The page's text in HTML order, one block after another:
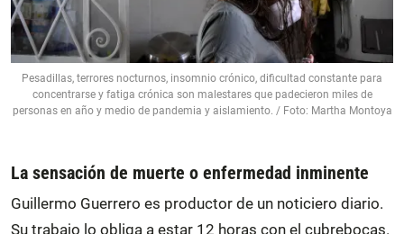
Pesadillas, terrores nocturnos, insomnio crónico, dificultad constante para
concentrarse y fatiga crónica son malestares que padecieron miles de
personas en año y medio de pandemia y aislamiento. / Foto: Martha Montoya
La sensación de muerte o enfermedad inminente
Guillermo Guerrero es productor de un noticiero diario.
Su trabajo lo obliga a estar 12 horas con el cubrebocas.